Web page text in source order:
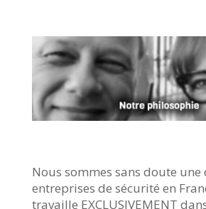
Nous sommes sans doute une
entreprises de sécurité en
travaille EXCLUSIVEMENT